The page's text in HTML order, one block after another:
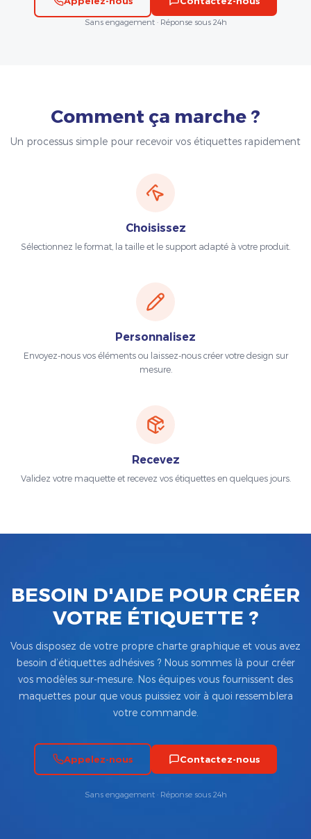
Sans engagement · Réponse sous 24h
Comment ça marche ?
Un processus simple pour recevoir vos étiquettes rapidement
Choisissez
Sélectionnez le format, la taille et le support adapté à votre produit.
Personnalisez
Envoyez-nous vos éléments ou laissez-nous créer votre design sur
mesure.
Recevez
Validez votre maquette et recevez vos étiquettes en quelques jours.
BESOIN D'AIDE POUR CRÉER
VOTRE ÉTIQUETTE ?
Vous disposez de votre propre charte graphique et vous avez
besoin d’étiquettes adhésives ? Nous sommes là pour créer
vos modèles sur-mesure. Nos équipes vous fournissent des
maquettes pour que vous puissiez voir à quoi ressemblera
votre commande.
Appelez-nous Contactez-nous
Sans engagement · Réponse sous 24h